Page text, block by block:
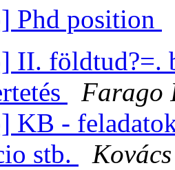
Phd position
II. földtud?=.
Farago
KB -
stb.